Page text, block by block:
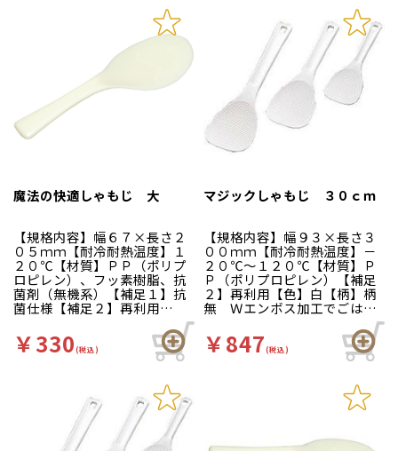
す。表面の凹部は蒸気や水分
を取り組み易く、かつ残留し
易い構造になっています。
表面の凹部は蒸気や水分を取
り組み易く、かつ残留し易い
構造になっています。
魔法の快適しゃもじ 大
【規格内容】幅６７×長さ２
０５ｍｍ【耐冷耐熱温度】１
２０℃【材質】ＰＰ（ポリプ
ロピレン）、フッ素樹脂、抗
菌剤（無機系）【補足１】抗
菌仕様【補足２】再利用
【色】白黄【柄】柄無【商品
特徴】フッ素・抗菌加工で清
潔・安心です！ミゾが直線だ
から、サッとなでるだけで洗
使いいただけます。
￥330(税込)
マジックしゃもじ ３０ｃｍ
【規格内容】幅９３×長さ３
００ｍｍ【耐冷耐熱温度】－
２０℃～１２０℃【材質】Ｐ
Ｐ（ポリプロピレン）【補足
２】再利用【色】白【柄】柄
無 Ｗエンボス加工でごはん
がくっつきにくいしゃもじで
す。すくい部の表面に多数の
特殊微細な凹凸部を形成する
ことにより、ご飯を付着しに
は蒸気や水分を取り組み易
く、かつ残留し易い構造にな
￥847(税込)